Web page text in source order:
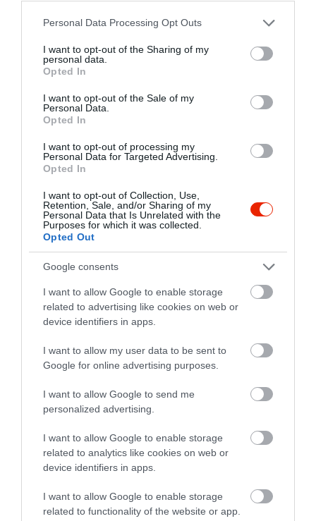
Please note that this website/app uses one or more Google
not limited to your visit or usage behaviour. You may click to
grant or deny consent to Google and its third-party tags to
use your data for below specified purposes in below Google
consent section.
Personal Data Processing Opt Outs
I want to opt-out of the Sharing of my
personal data.
Opted In
I want to opt-out of the Sale of my
Personal Data.
Opted In
I want to opt-out of processing my
Personal Data for Targeted Advertising.
Opted In
I want to opt-out of Collection, Use,
Retention, Sale, and/or Sharing of my
Personal Data that Is Unrelated with the
Purposes for which it was collected.
Opted Out
Google consents
I want to allow Google to enable storage
related to advertising like cookies on web or
device identifiers in apps.
I want to allow my user data to be sent to
Google for online advertising purposes.
I want to allow Google to send me
personalized advertising.
I want to allow Google to enable storage
related to analytics like cookies on web or
device identifiers in apps.
I want to allow Google to enable storage
related to functionality of the website or app.
Értékelések
5.0
Összesen 4
3 0
2 0
Hanusz Angelika
Többször vettünk itt pizzát,
Finom, friss!
Dobó Márta
2020. Március 2.
Picike, barátságos hely, ezért
hűvös időben mindenképpen
hogy biztosan legyen hely. Jó
időben a nagy teraszon több a
hely. A pizzák nagyon
finomak. Azoknak ajánlom,
akik a vékony tésztát kedvelik.